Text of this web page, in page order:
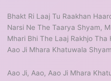
Bhakt Ri Laaj Tu Raakhan
Narsi Ne The Taarya Shyam,
Mhari Bhi The Laaj Rakhjo Tha
Aao Ji Mhara Khatuwala Shyam
Aao Ji, Aao, Aao Ji Mhara